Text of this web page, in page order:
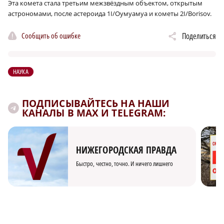
Эта комета стала третьим межзвёздным объектом, открытым
астрономами, после астероида 1I/Оумуамуа и кометы 2I/Borisov.
Сообщить об ошибке Поделиться
НАУКА
ПОДПИСЫВАЙТЕСЬ НА НАШИ
КАНАЛЫ В MAX И TELEGRAM:
НИЖЕГОРОДСКАЯ ПРАВДА
Быстро, честно, точно. И ничего лишнего